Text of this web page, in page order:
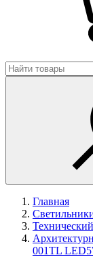
Главная
001TL